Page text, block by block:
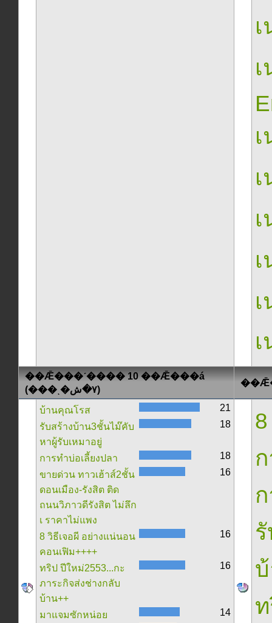
เ
เ
เ
เ
เ
เ
เ
เ
��Ǣ���ʹ���� 10 ��Ǣ���á
(���ͺ�٧�ش)
บ้านคุณโรส
21
รับสร้างบ้าน3ชั้นไม๊คับ
หาผู้รับเหมาอยู่
18
การทำบ่อเลี้ยงปลา
18
ขายด่วน ทาวเฮ้าส์2ชั้น
ดอนเมือง-รังสิต ติด
ถนนวิภาวดีรังสิต ไม่ลึก
เ ราคาไม่แพง
16
8 วิธีเจอผี อย่างแน่นอน
คอนเฟิม++++
16
ทริป ปีใหม่2553...กะ
ภาระกิจส่งช่างกลับ
บ้าน++
16
มาแจมซักหน่อย
14